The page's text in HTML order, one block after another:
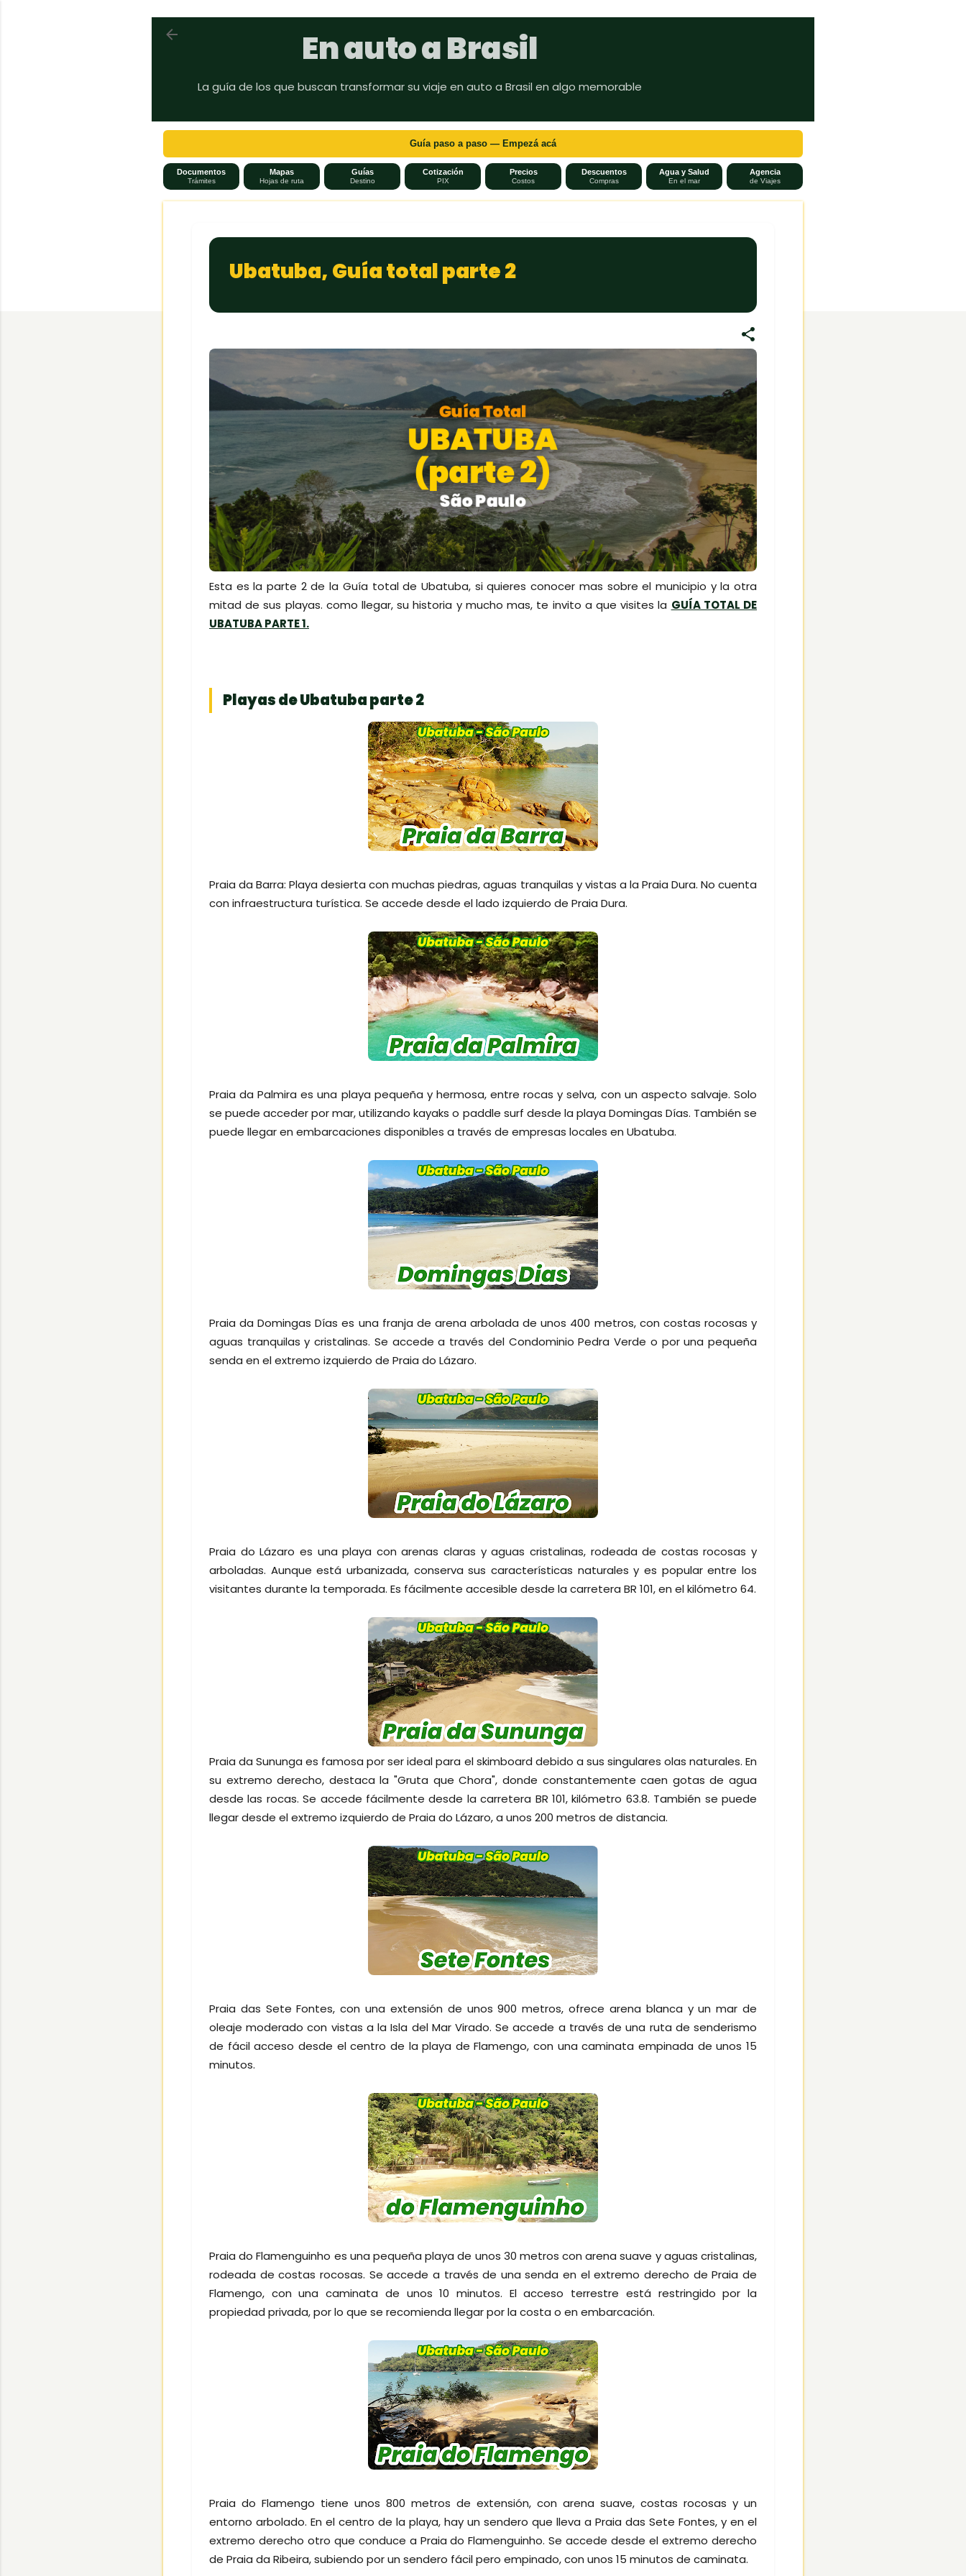
Ir al contenido principal
En auto a Brasil
La guía de los que buscan transformar su viaje en auto a Brasil en algo memorable
Guía paso a paso — Empezá acá
Documentos
Trámites
Mapas
Hojas de ruta
Guías
Destino
Cotización
PIX
Precios
Costos
Descuentos
Compras
Agua y Salud
En el mar
Agencia
de Viajes
Ubatuba, Guía total parte 2
Esta es la parte 2 de la Guía total de Ubatuba, si quieres conocer mas sobre el municipio y la otra
mitad de sus playas. como llegar, su historia y mucho mas, te invito a que visites la GUÍA TOTAL DE
UBATUBA PARTE 1.
Playas de Ubatuba parte 2
Praia da Barra: Playa desierta con muchas piedras, aguas tranquilas y vistas a la Praia Dura. No cuenta
con infraestructura turística. Se accede desde el lado izquierdo de Praia Dura.
Praia da Palmira es una playa pequeña y hermosa, entre rocas y selva, con un aspecto salvaje. Solo
se puede acceder por mar, utilizando kayaks o paddle surf desde la playa Domingas Días. También se
puede llegar en embarcaciones disponibles a través de empresas locales en Ubatuba.
Praia da Domingas Días es una franja de arena arbolada de unos 400 metros, con costas rocosas y
aguas tranquilas y cristalinas. Se accede a través del Condominio Pedra Verde o por una pequeña
senda en el extremo izquierdo de Praia do Lázaro.
Praia do Lázaro es una playa con arenas claras y aguas cristalinas, rodeada de costas rocosas y
arboladas. Aunque está urbanizada, conserva sus características naturales y es popular entre los
visitantes durante la temporada. Es fácilmente accesible desde la carretera BR 101, en el kilómetro 64.
Praia da Sununga es famosa por ser ideal para el skimboard debido a sus singulares olas naturales. En
su extremo derecho, destaca la "Gruta que Chora", donde constantemente caen gotas de agua
desde las rocas. Se accede fácilmente desde la carretera BR 101, kilómetro 63.8. También se puede
llegar desde el extremo izquierdo de Praia do Lázaro, a unos 200 metros de distancia.
Praia das Sete Fontes, con una extensión de unos 900 metros, ofrece arena blanca y un mar de
oleaje moderado con vistas a la Isla del Mar Virado. Se accede a través de una ruta de senderismo
de fácil acceso desde el centro de la playa de Flamengo, con una caminata empinada de unos 15
minutos.
Praia do Flamenguinho es una pequeña playa de unos 30 metros con arena suave y aguas cristalinas,
rodeada de costas rocosas. Se accede a través de una senda en el extremo derecho de Praia de
Flamengo, con una caminata de unos 10 minutos. El acceso terrestre está restringido por la
propiedad privada, por lo que se recomienda llegar por la costa o en embarcación.
Praia do Flamengo tiene unos 800 metros de extensión, con arena suave, costas rocosas y un
entorno arbolado. En el centro de la playa, hay un sendero que lleva a Praia das Sete Fontes, y en el
extremo derecho otro que conduce a Praia do Flamenguinho. Se accede desde el extremo derecho
de Praia da Ribeira, subiendo por un sendero fácil pero empinado, con unos 15 minutos de caminata.